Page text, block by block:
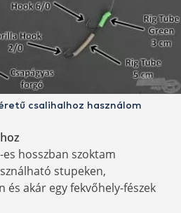
csalihalhoz használom
es hosszban szoktam
stupeken,
és akár egy fekvőhely-fészek